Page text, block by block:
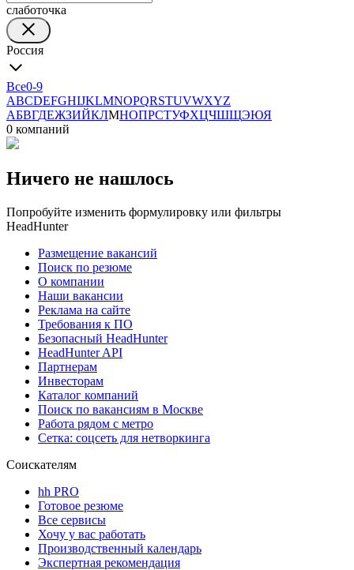
слаботочка
Россия
Все0-9
ABCDEFGHIJKLMNOPQRSTUVWXYZ
АБВГДЕЖЗИЙКЛМНОПРСТУФХЦЧШЩЭЮЯ
0 компаний
Ничего не нашлось
Попробуйте изменить формулировку или фильтры
HeadHunter
Размещение вакансий
Поиск по резюме
О компании
Наши вакансии
Реклама на сайте
Требования к ПО
Безопасный HeadHunter
HeadHunter API
Партнерам
Инвесторам
Каталог компаний
Поиск по вакансиям в Москве
Работа рядом с метро
Сетка: соцсеть для нетворкинга
Соискателям
hh PRO
Готовое резюме
Все сервисы
Хочу у вас работать
Производственный календарь
Экспертная рекомендация